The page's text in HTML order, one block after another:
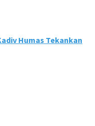
Humas Tekankan